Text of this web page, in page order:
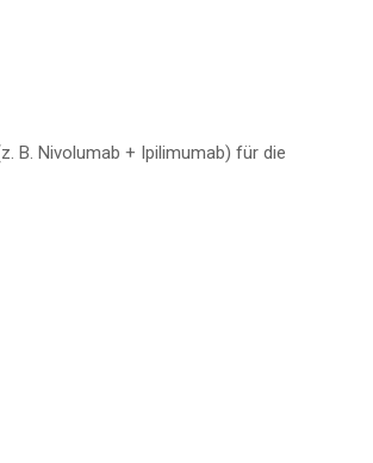
B. Nivolumab + Ipilimumab) für die